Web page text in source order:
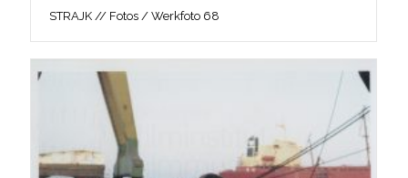
STRAJK // Fotos / Werkfoto 68